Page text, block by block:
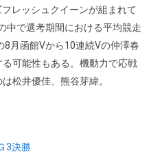
レッシュクイーンが組まれて
中で選考期間における平均競走
月函館Vから10連続Vの仲澤春
可能性もある。機動力で応戦
松井優佳、熊谷芽緯。
3決勝